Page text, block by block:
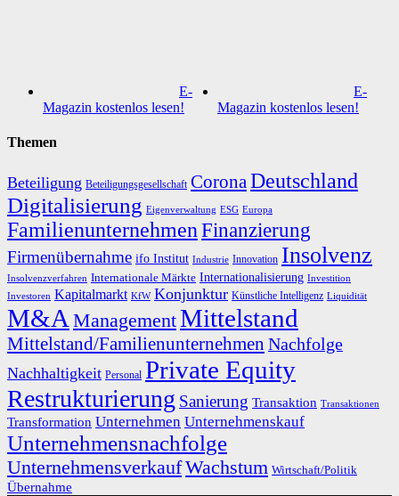
E-
Magazin kostenlos lesen!
E-
Magazin kostenlos lesen!
Themen
Beteiligung Beteiligungsgesellschaft CoronaDeutschland
Digitalisierung Eigenverwaltung ESG Europa
FamilienunternehmenFinanzierung
Firmenübernahme ifo Institut Industrie Innovation Insolvenz
Insolvenzverfahren Internationale Märkte Internationalisierung Investition
Investoren Kapitalmarkt KfW Konjunktur Künstliche Intelligenz Liquidität
M&A ManagementMittelstand
Mittelstand/Familienunternehmen Nachfolge
Nachhaltigkeit Personal Private Equity
Restrukturierung Sanierung Transaktion Transaktionen
Transformation Unternehmen Unternehmenskauf
Unternehmensnachfolge
UnternehmensverkaufWachstum Wirtschaft/Politik
Übernahme